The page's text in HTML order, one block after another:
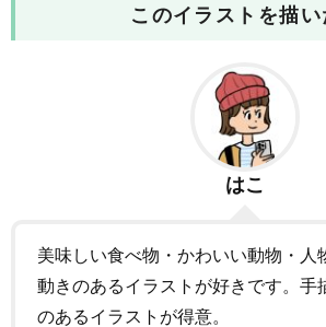
このイラストを描い
はこ
美味しい食べ物・かわいい動物・人
動きのあるイラストが好きです。手
のあるイラストが得意。